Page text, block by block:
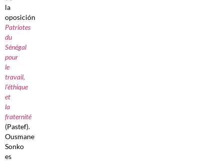
la
oposición
Patriotes
du
Sénégal
pour
le
travail,
l’éthique
et
la
fraternité
(Pastef).
Ousmane
Sonko
es